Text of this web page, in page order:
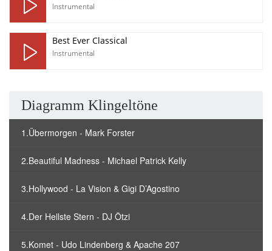
Instrumental
Best Ever Classical
Instrumental
Diagramm Klingeltöne
1.Übermorgen - Mark Forster
2.Beautiful Madness - Michael Patrick Kelly
3.Hollywood - La Vision & Gigi D’Agostino
4.Der Hellste Stern - DJ Ötzi
5.Komet - Udo Lindenberg & Apache 207